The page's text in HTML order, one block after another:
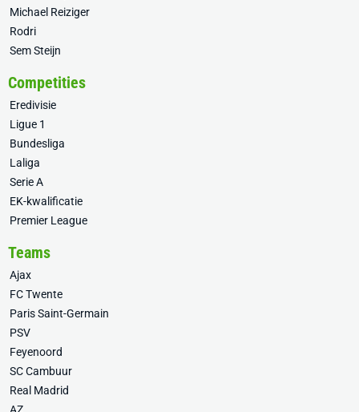
Michael Reiziger
Rodri
Sem Steijn
Competities
Eredivisie
Ligue 1
Bundesliga
Laliga
Serie A
EK-kwalificatie
Premier League
Teams
Ajax
FC Twente
Paris Saint-Germain
PSV
Feyenoord
SC Cambuur
Real Madrid